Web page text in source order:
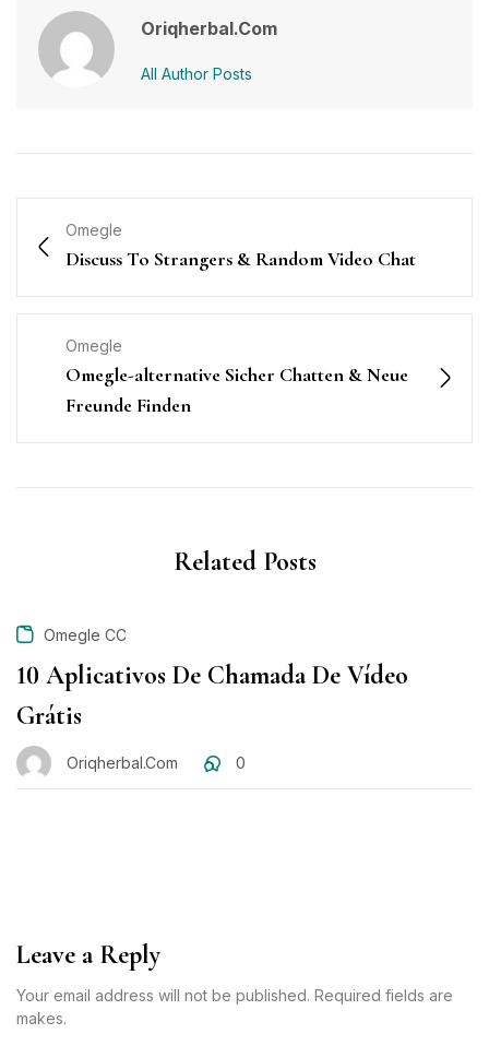
Oriqherbal.com
All Author Posts
Omegle
Discuss To Strangers & Random Video Chat
Omegle
Omegle-alternative Sicher Chatten & Neue
Freunde Finden
Related Posts
Omegle CC
10 Aplicativos De Chamada De Vídeo
Grátis
Oriqherbal.com 0
Leave a Reply
Your email address will not be published. Required fields are
makes.